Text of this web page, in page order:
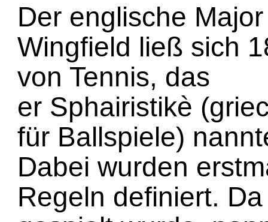
Der englische
Wingfield ließ sich
von Tennis, das
er Sphairistikè
für Ballspiele)
Dabei wurden
Regeln definiert.